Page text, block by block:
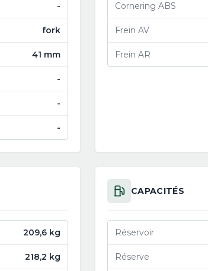
-
fork
41 mm
-
-
-
Cornering ABS
Frein AV
Frein AR
209,6 kg
218,2 kg
CAPACITÉS
Réservoir
Réserve